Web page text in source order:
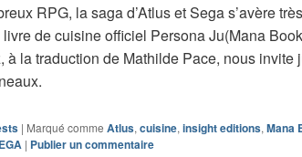
RPG, la saga d’Atlus et Sega s’avère
livre de cuisine officiel Persona Ju(Mana
à la traduction de Mathilde Pace, nous invite
| Marqué comme Atlus, cuisine, insight editions, Mana
| Publier un commentaire